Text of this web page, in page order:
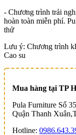
- Chương trình trải
hoàn toàn miễn phí.
thử
Lưu ý: Chương trình
Cao su
Mua hàng tại TP
Pula Furniture Số
Quận Thanh
Hotline: